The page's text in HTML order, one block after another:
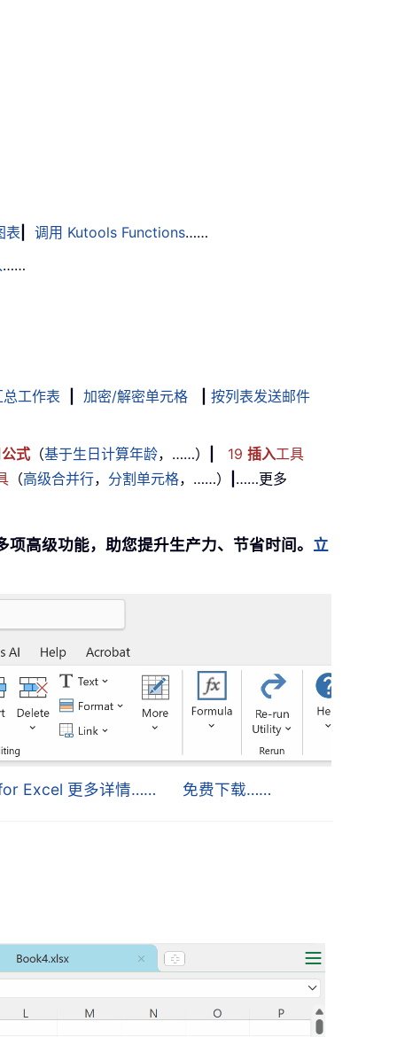
表 调用 Kutools Functions……
……
总工作表 加密/解密单元格 按列表发送邮件
公式 （基于生日计算年龄，……） 19 插入工具
（高级合并行， 分割单元格，……） ……更多
高级功能，助您提升生产力、节省时间。 立
Excel 更多详情…… 免费下载……